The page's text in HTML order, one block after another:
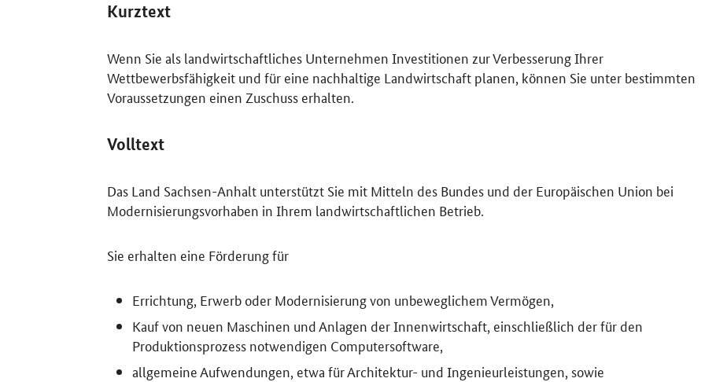
Kurztext
Wenn Sie als landwirtschaftliches Unternehmen Investitionen zur Verbesserung Ihrer
Wettbewerbsfähigkeit und für eine nachhaltige Landwirtschaft planen, können Sie unter bestimmten
Voraussetzungen einen Zuschuss erhalten.
Volltext
Das Land Sachsen-Anhalt unterstützt Sie mit Mitteln des Bundes und der Europäischen Union bei
Modernisierungsvorhaben in Ihrem landwirtschaftlichen Betrieb.
Sie erhalten eine Förderung für
Errichtung, Erwerb oder Modernisierung von unbeweglichem Vermögen,
Kauf von neuen Maschinen und Anlagen der Innenwirtschaft, einschließlich der für den
Produktionsprozess notwendigen Computersoftware,
allgemeine Aufwendungen, etwa für Architektur- und Ingenieurleistungen, sowie